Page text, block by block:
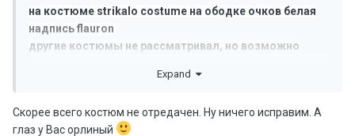
на костюме strikalo costume на ободке очков белая
надпись flauron
другие костюмы не рассматривал, но возможно
Expand
Скорее всего костюм не отредачен. Ну ничего исправим. А
глаз у Вас орлиный